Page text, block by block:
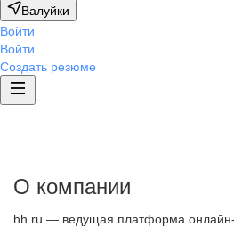
Валуйки
Войти
Войти
Создать резюме
О компании
hh.ru — ведущая платформа онлайн-